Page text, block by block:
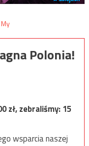
Polonia!
zł, zebraliśmy:15
wsparcia naszej